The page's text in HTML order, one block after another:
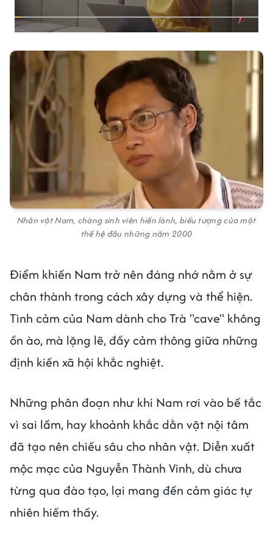
Nhân vật Nam, chàng sinh viên hiền lành, biểu tượng của một
thế hệ đầu những năm 2000
Điểm khiến Nam trở nên đáng nhớ nằm ở sự
chân thành trong cách xây dựng và thể hiện.
Tình cảm của Nam dành cho Trà "cave" không
ồn ào, mà lặng lẽ, đầy cảm thông giữa những
định kiến xã hội khắc nghiệt.
Những phân đoạn như khi Nam rơi vào bế tắc
vì sai lầm, hay khoảnh khắc dằn vặt nội tâm
đã tạo nên chiều sâu cho nhân vật. Diễn xuất
mộc mạc của Nguyễn Thành Vinh, dù chưa
từng qua đào tạo, lại mang đến cảm giác tự
nhiên hiếm thấy.